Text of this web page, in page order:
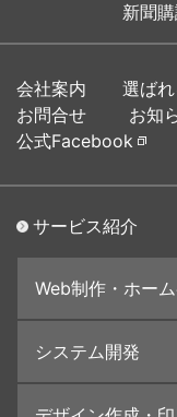
新聞
会社案内 選ば
お問合せ
お知
公式Facebook
サービス紹介
Web制作・ホー
ランディングページ制作
システム開発